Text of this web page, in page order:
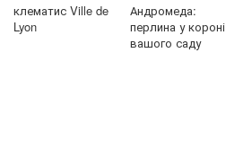
клематис Ville de
Lyon
Андромеда:
перлина у короні
вашого саду